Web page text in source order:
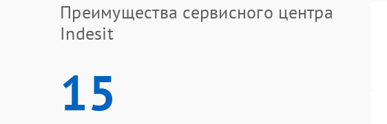
Преимущества сервисного центра
Indesit
15